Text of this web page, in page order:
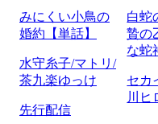
みにくい小鳥の
婚約【単話】
水守糸子/マトリ/
茶九楽ゆっけ
先行配信
白蛇
贄の
な蛇
セカ
川ヒ